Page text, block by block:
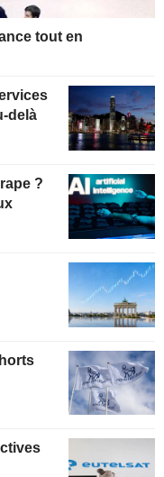
tout en
delà
?